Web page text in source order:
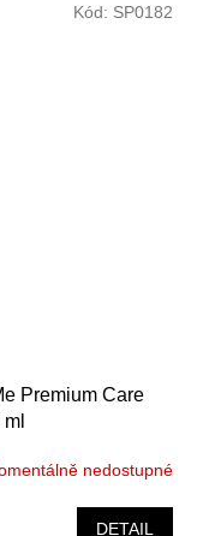
Premium Care
nedostupné
DETAIL
Kód: SP0182